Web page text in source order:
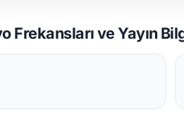
Frekansları ve Yayın